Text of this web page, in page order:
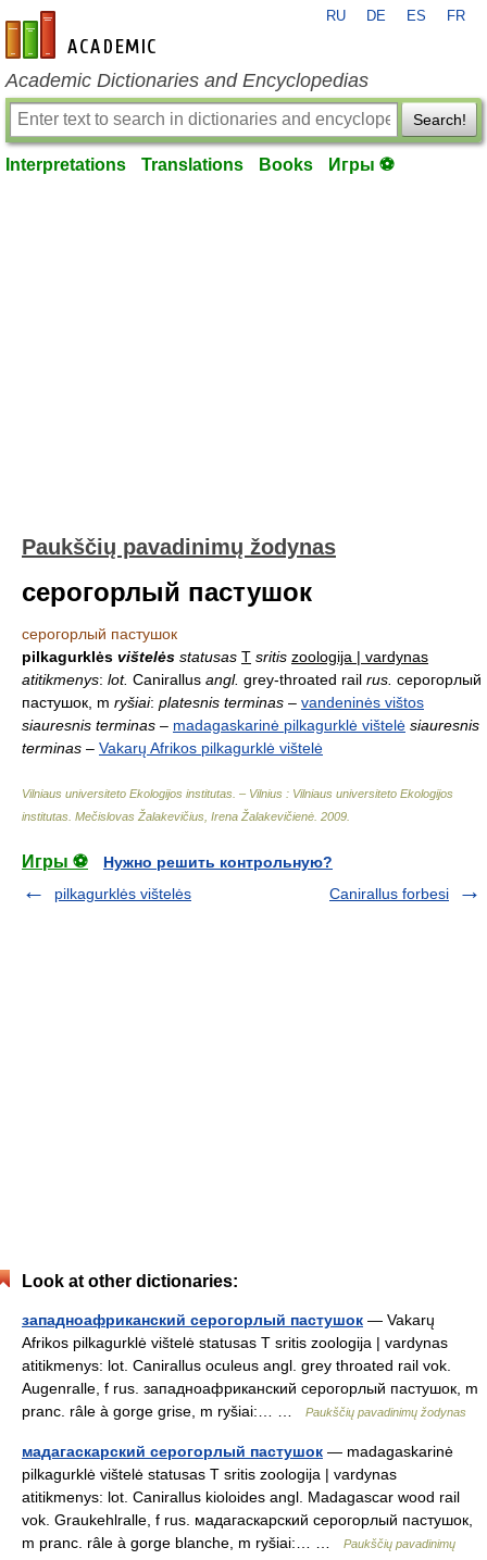
en-academic.com
RU DE ES FR
Academic Dictionaries and Encyclopedias
Search!
Interpretations Translations Books Игры ⚽
Paukščių pavadinimų žodynas
серогорлый пастушок
серогорлый пастушок
pilkagurklės vištelės statusas T sritis zoologija | vardynas
atitikmenys: lot. Canirallus angl. grey-throated rail rus. серогорлый
пастушок, m ryšiai: platesnis terminas – vandeninės vištos
siauresnis terminas – madagaskarinė pilkagurklė vištelė siauresnis
terminas – Vakarų Afrikos pilkagurklė vištelė
Vilniaus universiteto Ekologijos institutas. – Vilnius : Vilniaus universiteto Ekologijos
institutas Mečislovas Žalakevičius, Irena Žalakevičienė 2009
Игры ⚽
Нужно решить контрольную?
pilkagurklės vištelės
Canirallus forbesi
Look at other dictionaries:
западноафриканский серогорлый пастушок — Vakarų
Afrikos pilkagurklė vištelė statusas T sritis zoologija | vardynas
atitikmenys: lot. Canirallus oculeus angl. grey throated rail vok.
Augenralle, f rus. западноафриканский серогорлый пастушок, m
pranc. râle à gorge grise, m ryšiai:… …
Paukščių pavadinimų žodynas
мадагаскарский серогорлый пастушок — madagaskarinė
pilkagurklė vištelė statusas T sritis zoologija | vardynas
atitikmenys: lot. Canirallus kioloides angl. Madagascar wood rail
vok. Graukehlralle, f rus. мадагаскарский серогорлый пастушок,
m pranc. râle à gorge blanche, m ryšiai:… …
Paukščių pavadinimų